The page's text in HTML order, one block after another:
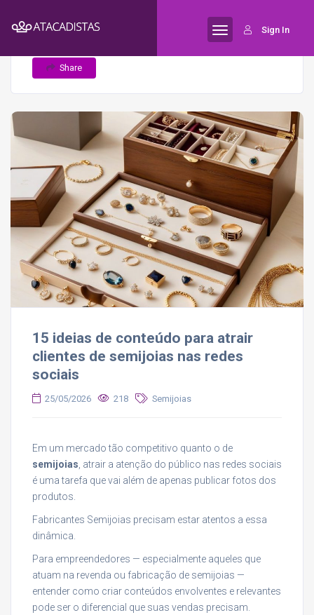
Sign In
Home Semijoias
15 ideias de conteúdo para
atrair clientes de semijoias nas redes sociais
Share
15 ideias de conteúdo para atrair
clientes de semijoias nas redes
sociais
25/05/2026 218 Semijoias
Em um mercado tão competitivo quanto o de
semijoias , atrair a atenção do público nas redes sociais
é uma tarefa que vai além de apenas publicar fotos dos
produtos.
Fabricantes Semijoias precisam estar atentos a essa
dinâmica.
Para empreendedores — especialmente aqueles que
atuam na revenda ou fabricação de semijoias —
entender como criar conteúdos envolventes e relevantes
pode ser o diferencial que suas vendas precisam.